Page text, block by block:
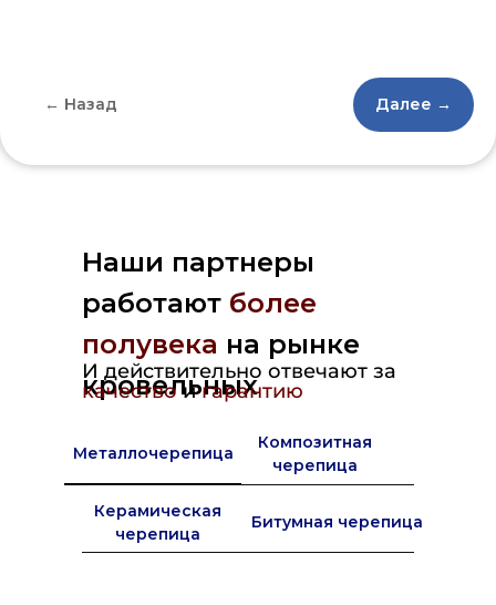
← Назад Далее →
Наши партнеры
работают более
полувека на рынке
кровельных
И действительно отвечают за
качествоигарантию
Металлочерепица
Композитная
черепица
Керамическая
черепица
Битумная черепица